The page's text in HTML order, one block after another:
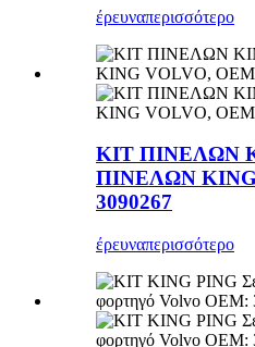
έρευναπερισσότερο
ΚΙΤ ΠΙΝΕΛΩΝ
ΠΙΝΕΛΩΝ KING
3090267
έρευναπερισσότερο